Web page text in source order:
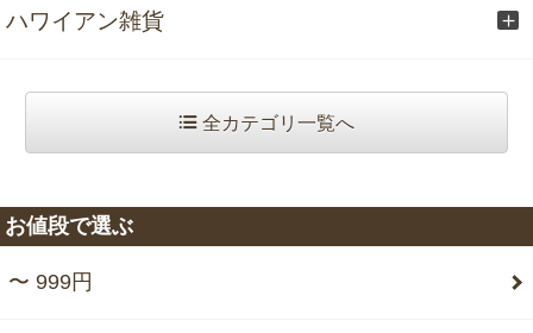
ハワイアン雑貨
全カテゴリ一覧へ
お値段で選ぶ
〜 999円